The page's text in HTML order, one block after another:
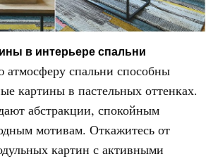
в интерьере спальни
спальни способны
картины в пастельных оттенках.
абстракции, спокойным
мотивам. Откажитесь от
картин с активными